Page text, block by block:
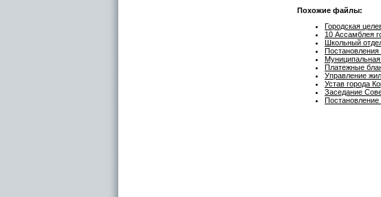
Похожие файлы:
Городская
10 Ассамблея
Школьный
Платежные
Управление
Устав города
Заседание
Постановление